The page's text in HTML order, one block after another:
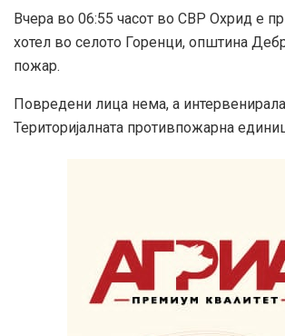
Вчера во 06:55 часот во СВР Охрид е
хотел во селото Горенци, општина
пожар.
Повредени лица нема, а интервенирала
Територијалната противпожарна